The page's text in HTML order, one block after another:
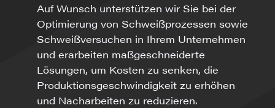
Auf Wunsch unterstützen wir Sie bei der
Optimierung von Schweißprozessen sowie
Schweißversuchen in Ihrem Unternehmen
und erarbeiten maßgeschneiderte
Lösungen, um Kosten zu senken, die
Produktionsgeschwindigkeit zu erhöhen
und Nacharbeiten zu reduzieren.